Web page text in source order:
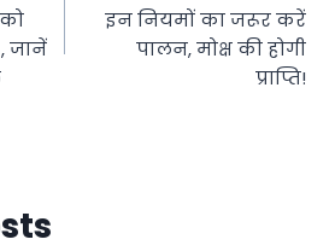
जानें
इन नियमों का जरूर करें
पालन, मोक्ष की होगी
प्राप्ति!